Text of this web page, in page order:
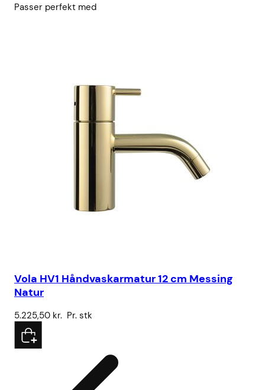
Passer perfekt med
Vola HV1 Håndvaskarmatur 12 cm Messing
Natur
5.225,50 kr. Pr. stk